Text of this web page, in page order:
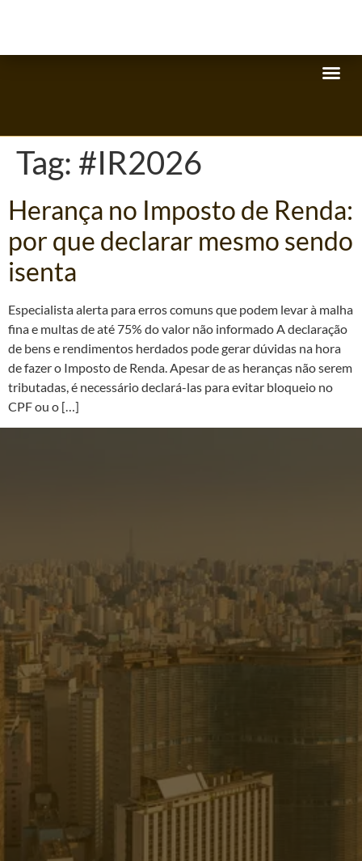
Tag: #IR2026
Herança no Imposto de Renda:
por que declarar mesmo sendo
isenta
Especialista alerta para erros comuns que podem levar à malha
fina e multas de até 75% do valor não informado A declaração
de bens e rendimentos herdados pode gerar dúvidas na hora
de fazer o Imposto de Renda. Apesar de as heranças não serem
tributadas, é necessário declará-las para evitar bloqueio no
CPF ou o […]